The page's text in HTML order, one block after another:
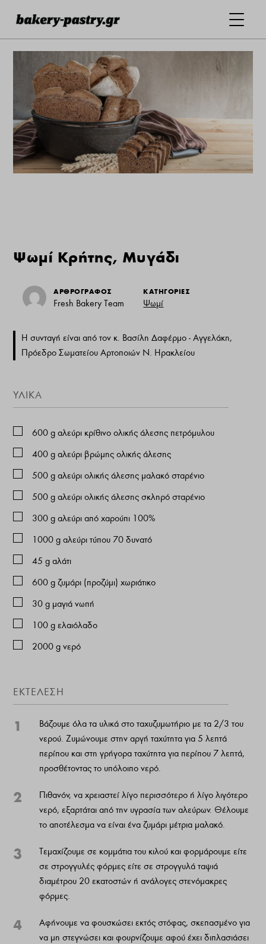
Ψωμί Κρήτης, Μυγάδι
ΑΡΘΡΟΓΡΑΦΟΣ
Fresh Bakery Team
ΚΑΤΗΓΟΡΙΕΣ
Ψωμί
Η συνταγή είναι από τον κ. Βασίλη Δαφέρμο - Αγγελάκη,
Πρόεδρο Σωματείου Αρτοποιών N. Ηρακλείου
ΥΛΙΚΑ
600 g αλεύρι κρίθινο ολικής άλεσης πετρόμυλου
400 g αλεύρι βρώμης ολικής άλεσης
500 g αλεύρι ολικής άλεσης μαλακό σταρένιο
500 g αλεύρι ολικής άλεσης σκληρό σταρένιο
300 g αλεύρι από χαρούπι 100%
1000 g αλεύρι τύπου 70 δυνατό
45 g αλάτι
600 g ζυμάρι (προζύμι) χωριάτικο
30 g μαγιά νωπή
100 g ελαιόλαδο
2000 g νερό
ΕΚΤΕΛΕΣΗ
1
Βάζουμε όλα τα υλικά στο ταχυζυμωτήριο με τα 2/3 του
νερού. Ζυμώνουμε στην αργή ταχύτητα για 5 λεπτά
περίπου και στη γρήγορα ταχύτητα για περίπου 7 λεπτά,
προσθέτοντας το υπόλοιπο νερό.
2
Πιθανόν, να χρειαστεί λίγο περισσότερο ή λίγο λιγότερο
νερό, εξαρτάται από την υγρασία των αλεύρων. Θέλουμε
το αποτέλεσμα να είναι ένα ζυμάρι μέτρια μαλακό.
3
Τεμαχίζουμε σε κομμάτια του κιλού και φορμάρουμε είτε
σε στρογγυλές φόρμες είτε σε στρογγυλά ταψιά
διαμέτρου 20 εκατοστών ή ανάλογες στενόμακρες
φόρμες.
4
Αφήνουμε να φουσκώσει εκτός στόφας, σκεπασμένο για
να μη στεγνώσει και φουρνίζουμε αφού έχει διπλασιάσει